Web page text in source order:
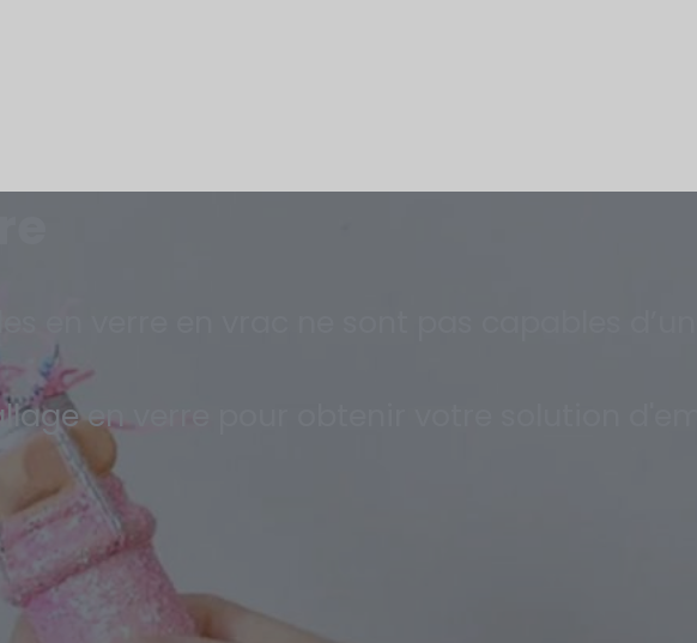
en verre en vrac ne sont pas capables
en verre pour obtenir votre solution